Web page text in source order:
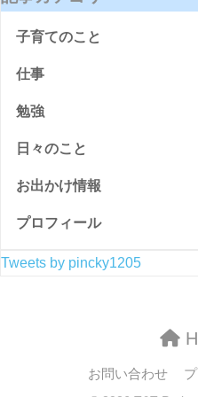
子育てのこと
仕事
勉強
日々のこと
お出かけ情報
プロフィール
Tweets by pincky1205
お問い合わせ